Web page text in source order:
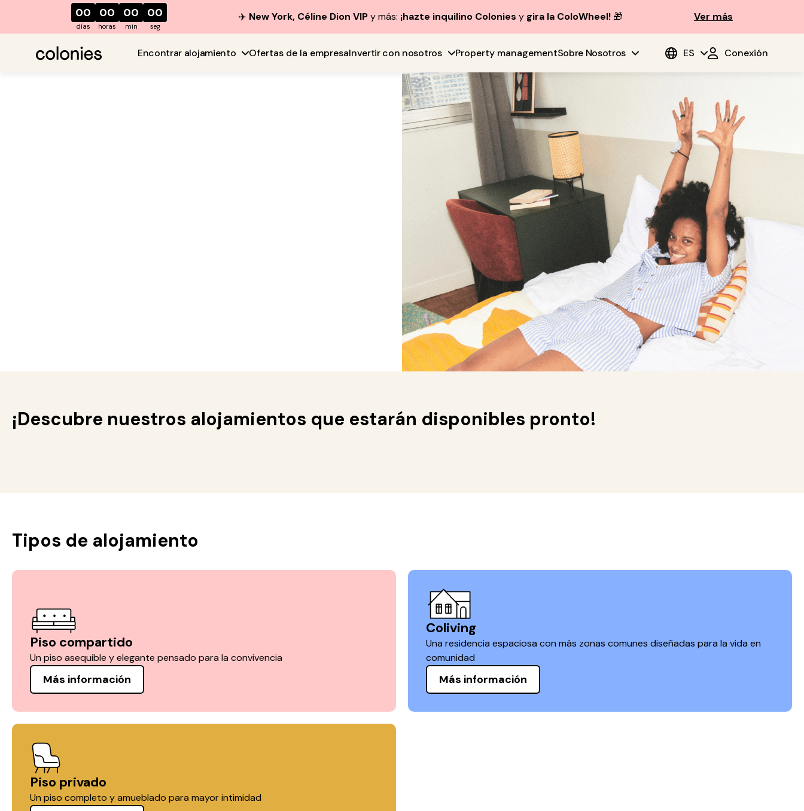
00
días
00
horas
00
min
00
seg
✈️ New York, Céline Dion VIPy más: ¡hazte inquilino Colonies y gira la ColoWheel! 🎁 Ver más
Encontrar alojamiento Ofertas de la empresaInvertir con nosotros Property managementSobre Nosotros ES Conexión
¡Descubre nuestros alojamientos que estarán disponibles pronto!
Tipos de alojamiento
Piso compartido
Un piso asequible y elegante pensado para la convivencia
Más información
Coliving
Una residencia espaciosa con más zonas comunes diseñadas para la vida en
comunidad
Más información
Piso privado
Un piso completo y amueblado para mayor intimidad